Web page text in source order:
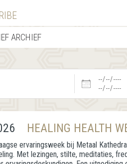
ARCHIEF
Datums
HEALING HEALTH
ervaringsweek bij Metaal
Met lezingen, stilte, meditaties,